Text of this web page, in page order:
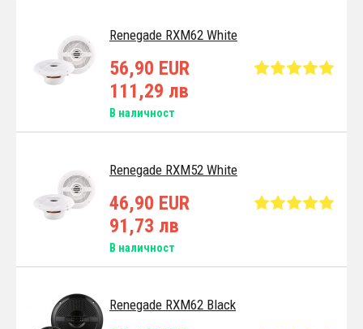
Renegade RXM62 White
56,90 EUR
111,29 лв
В наличност
Renegade RXM52 White
46,90 EUR
91,73 лв
В наличност
Renegade RXM62 Black